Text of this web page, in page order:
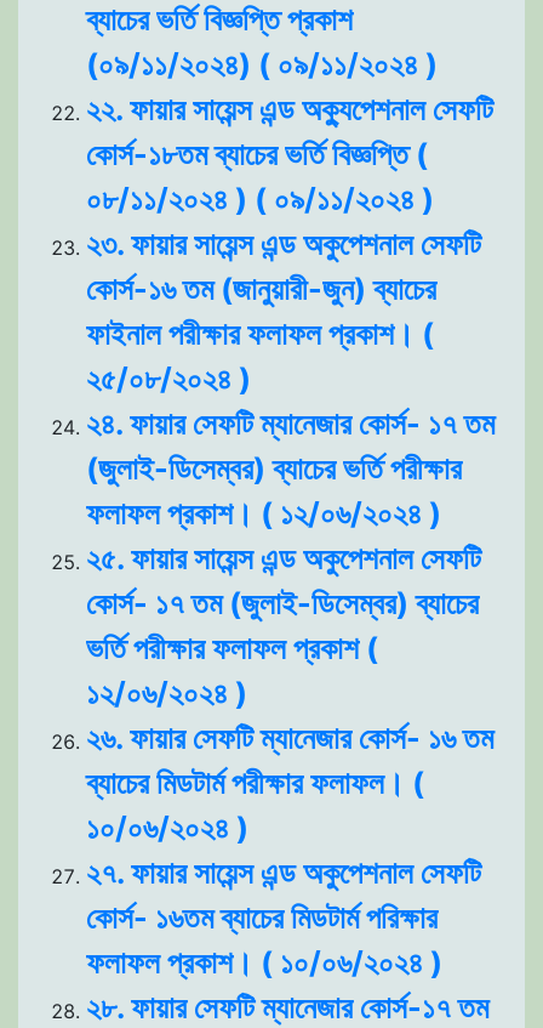
ব্যাচের ভর্তি বিজ্ঞপ্তি প্রকাশ
(০৯/১১/২০২৪) ( ০৯/১১/২০২৪ )
২২. ফায়ার সায়েন্স এন্ড অক্যুপেশনাল সেফটি
কোর্স-১৮তম ব্যাচের ভর্তি বিজ্ঞপ্তি (
০৮/১১/২০২৪ ) ( ০৯/১১/২০২৪ )
২৩. ফায়ার সায়েন্স এন্ড অকুপেশনাল সেফটি
কোর্স-১৬ তম (জানুয়ারী-জুন) ব্যাচের
ফাইনাল পরীক্ষার ফলাফল প্রকাশ। (
২৫/০৮/২০২৪ )
২৪. ফায়ার সেফটি ম্যানেজার কোর্স- ১৭ তম
(জুলাই-ডিসেম্বর) ব্যাচের ভর্তি পরীক্ষার
ফলাফল প্রকাশ। ( ১২/০৬/২০২৪ )
২৫. ফায়ার সায়েন্স এন্ড অকুপেশনাল সেফটি
কোর্স- ১৭ তম (জুলাই-ডিসেম্বর) ব্যাচের
ভর্তি পরীক্ষার ফলাফল প্রকাশ (
১২/০৬/২০২৪ )
২৬. ফায়ার সেফটি ম্যানেজার কোর্স- ১৬ তম
ব্যাচের মিডটার্ম পরীক্ষার ফলাফল। (
১০/০৬/২০২৪ )
২৭. ফায়ার সায়েন্স এন্ড অকুপেশনাল সেফটি
কোর্স- ১৬তম ব্যাচের মিডটার্ম পরিক্ষার
ফলাফল প্রকাশ। ( ১০/০৬/২০২৪ )
২৮. ফায়ার সেফটি ম্যানেজার কোর্স-১৭ তম